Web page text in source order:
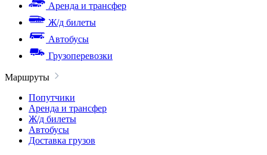
Аренда и трансфер
Ж/д билеты
Автобусы
Грузоперевозки
Маршруты
Попутчики
Аренда и трансфер
Ж/д билеты
Автобусы
Доставка грузов